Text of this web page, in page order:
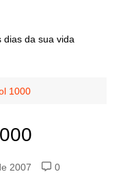
dias da sua vida
1000
2007
0